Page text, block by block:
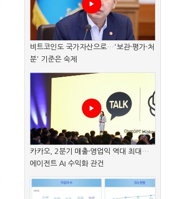
비트코인도 국가자산으로…'보관·평가·처
분' 기준은 숙제
카카오, 2분기 매출·영업익 역대 최대…
에이전트 AI 수익화 관건